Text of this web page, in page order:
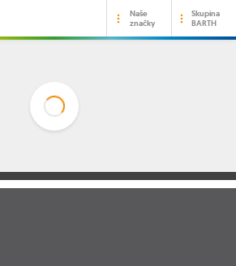
Naše
značky
Skupina
BARTH